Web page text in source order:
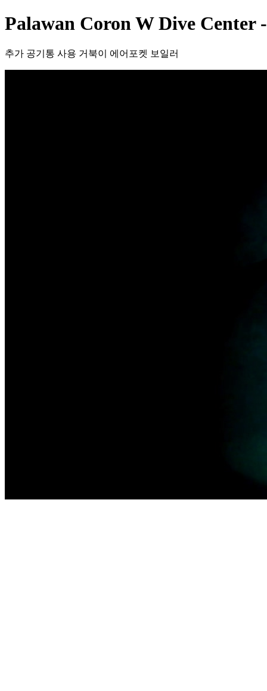
Palawan Coron W Dive Center
추가 공기통 사용 거북이 에어포켓 보일러